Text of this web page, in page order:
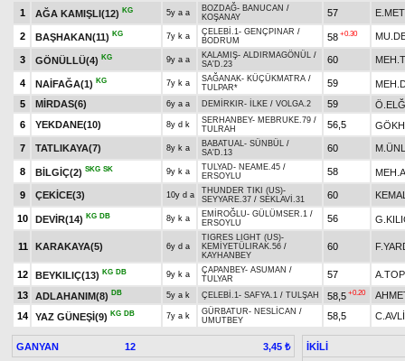
1 AĞA KAMIŞLI(12) KG 5y a a BOZDAĞ- BANUCAN /
KOŞANAY
57
2 BAŞHAKAN(11) KG 7y k a ÇELEBİ.1- GENÇPINAR /
BODRUM
58 +0.30
3 GÖNÜLLÜ(4) KG 9y a a KALAMIŞ- ALDIRMAGÖNÜL /
SA'D.23
60
4 NAİFAĞA(1) KG 7y k a SAĞANAK- KÜÇÜKMATRA /
TULPAR*
59
5
MİRDAS(6) 6y a a DEMİRKIR- İLKE / VOLGA.2 59
6
YEKDANE(10) 8y d k SERHANBEY- MEBRUKE.79 /
TULRAH
56,5
7 TATLIKAYA(7) 8y k a BABATUAL- SÜNBÜL /
SA'D.13
60
8 BİLGİÇ(2) SKG SK 9y k a TULYAD- NEAME.45 /
ERSOYLU
58
9 ÇEKİCE(3) 10y d a THUNDER TIKI (US)-
SEYYARE.37 / SEKLAVİ.31 60
10 DEVİR(14) KG DB 8y k a EMİROĞLU- GÜLÜMSER.1 /
ERSOYLU
56
11 KARAKAYA(5) 6y d a
TIGRES LIGHT (US)-
KEMİYETÜLIRAK.56 /
KAYHANBEY
60
12 BEYKILIÇ(13) KG DB 9y k a ÇAPANBEY- ASUMAN /
TULYAR
57
13
ADLAHANIM(8) DB 5y a k ÇELEBİ.1- SAFYA.1 / TULŞAH 58,5 +0.20
14
YAZ GÜNEŞİ(9) KG DB 7y a k GÜRBATUR- NESLİCAN /
UMUTBEY
58,5 C.AVLİ
GANYAN 12 3,45 ₺
İKİLİ